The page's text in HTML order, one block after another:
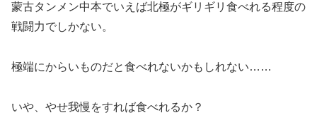
蒙古タンメン中本でいえば北極がギリギリ食べれる程度の
戦闘力でしかない。
極端にからいものだと食べれないかもしれない……
いや、やせ我慢をすれば食べれるか？